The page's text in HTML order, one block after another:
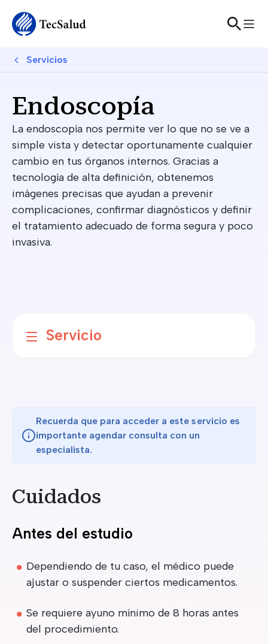
Breadcrumb
Servicios
Endoscopía
La endoscopía nos permite ver lo que no se ve a
simple vista y detectar oportunamente cualquier
cambio en tus órganos internos. Gracias a
tecnología de alta definición, obtenemos
imágenes precisas que ayudan a prevenir
complicaciones, confirmar diagnósticos y definir
el tratamiento adecuado de forma segura y poco
invasiva.
Servicio
Recuerda que para acceder a este servicio es
importante agendar consulta con un
especialista.
Cuidados
Antes del estudio
Dependiendo de tu caso, el médico puede
ajustar o suspender ciertos medicamentos.
Se requiere ayuno mínimo de 8 horas antes
del procedimiento.